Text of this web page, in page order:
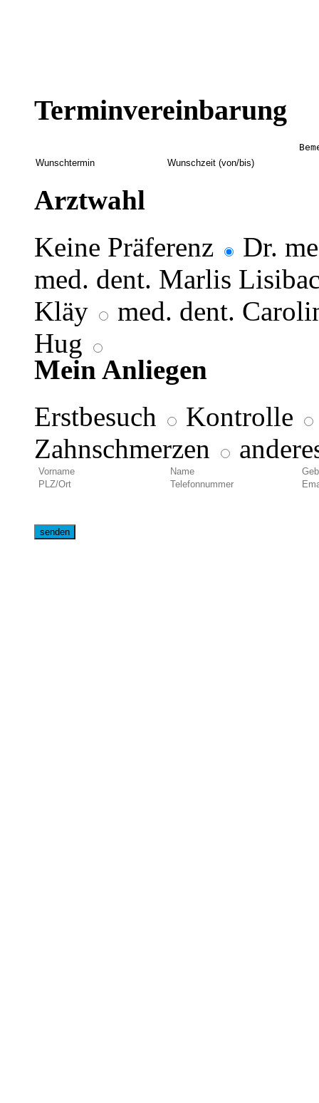
Terminvereinbarung
Arztwahl
Keine Präferenz
Dr.
med. dent. Marlis
Kläy
med. dent.
Hug
Mein Anliegen
Erstbesuch
Kontrolle
Zahnschmerzen